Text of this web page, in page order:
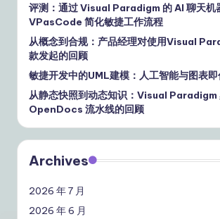
评测：通过 Visual Paradigm 的 AI 聊天机
VPasCode 简化敏捷工作流程
从概念到合规：产品经理对使用Visual
款发起的回顾
敏捷开发中的UML建模：人工智能与图表
从静态快照到动态知识：Visual Paradigm
OpenDocs 流水线的回顾
Archives
2026 年 7 月
2026 年 6 月